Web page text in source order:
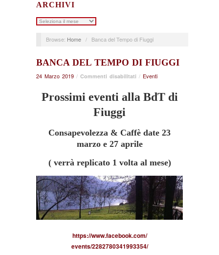
ARCHIVI
Archivi
Browse: Home / Banca del Tempo di Fiuggi
BANCA DEL TEMPO DI FIUGGI
24 Marzo 2019 / Commenti disabilitati su
del
/ Eventi
Prossimi eventi alla BdT di
Fiuggi
Consapevolezza & Caffè date 23
marzo e 27 aprile
( verrà replicato 1 volta al mese)
https://www.facebook.com/
events/2282780341993354/